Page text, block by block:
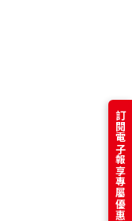
訂閱電子報享專屬優惠